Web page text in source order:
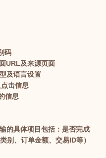
码
URL及来源页面
及语言设置
击信息
信息
的具体项目包括：是否完成
别、订单金额、交易ID等）